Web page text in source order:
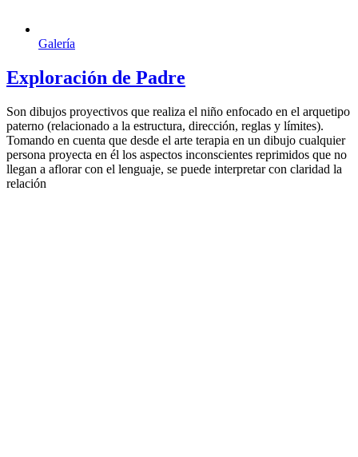
Galería
Exploración de Padre
Son dibujos proyectivos que realiza el niño enfocado en el arquetipo
paterno (relacionado a la estructura, dirección, reglas y límites).
Tomando en cuenta que desde el arte terapia en un dibujo cualquier
persona proyecta en él los aspectos inconscientes reprimidos que no
llegan a aflorar con el lenguaje, se puede interpretar con claridad la
relación